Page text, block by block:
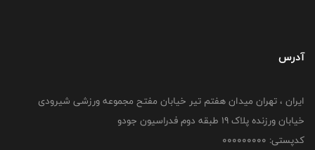
آدرس
ایران ، تهران میدان هفتم تیر خیابان مفتح مجموعه ورزشی شیرودی
خیابان ورزنده پلاک ۱۹ طبقه دوم فدراسیون جودو
کدپستی: 000000000